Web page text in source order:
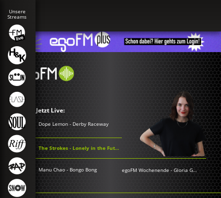
Jetzt Live:
Dope Lemon - Derby Raceway
The Strokes - Lonely in the Future
Manu Chao - Bongo Bong egoFM Wochenende -Gloria Grünwald